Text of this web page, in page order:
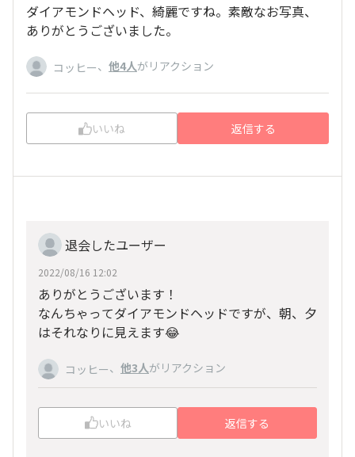
ダイアモンドヘッド、綺麗ですね。素敵なお写真、
ありがとうございました。
コッヒー、 他4人がリアクション
いいね 返信する
退会したユーザー
2022/08/16 12:02
ありがとうございます！
なんちゃってダイアモンドヘッドですが、朝、夕
はそれなりに見えます😂
コッヒー、 他3人がリアクション
いいね 返信する